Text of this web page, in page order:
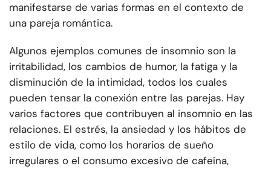
manifestarse de varias formas en el contexto de
una pareja romántica.
Algunos ejemplos comunes de insomnio son la
irritabilidad, los cambios de humor, la fatiga y la
disminución de la intimidad, todos los cuales
pueden tensar la conexión entre las parejas. Hay
varios factores que contribuyen al insomnio en las
relaciones. El estrés, la ansiedad y los hábitos de
estilo de vida, como los horarios de sueño
irregulares o el consumo excesivo de cafeína,